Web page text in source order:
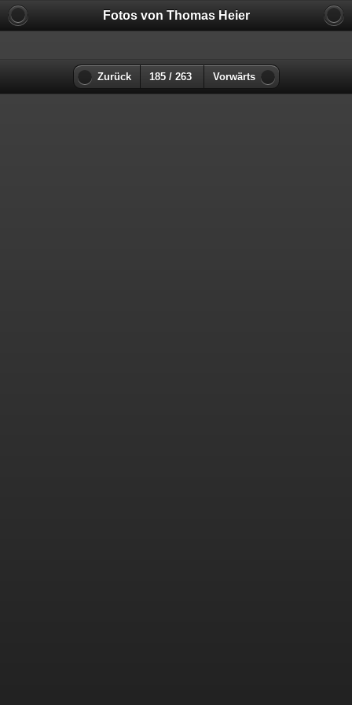
Fotos von Thomas Heier
Zurück 185 / 263 Vorwärts